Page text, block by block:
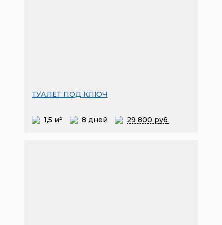
ТУАЛЕТ ПОД КЛЮЧ
1,5 м² 8 дней 29 800 руб.